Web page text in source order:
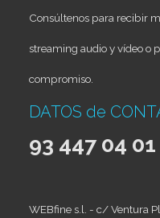
Consúltenos para recibir
streaming audio y vídeo o
compromiso.
DATOS de
93 447 04 01
WEBfine s.l. - c/ Ventura